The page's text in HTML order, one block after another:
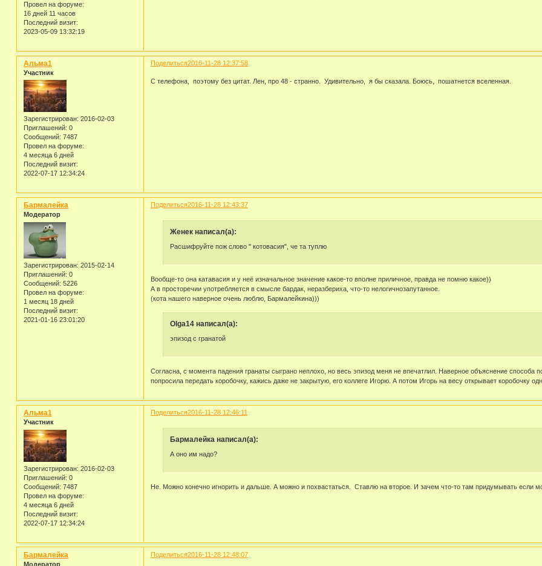
Провел на форуме:
16 дней 11 часов
Последний визит:
2023-05-09 13:32:19
Поделиться2016-11-28 12:37:58
Альма1
Участник
Зарегистрирован: 2016-02-03
Приглашений: 0
Сообщений: 7487
Провел на форуме:
4 месяца 6 дней
Последний визит:
2022-07-17 12:34:24
С телефона, поэтому без цитат. Лен, про 48 - странно. Удивительно, я бы сказала. Боюсь, пошатнется вселенная.
Поделиться2016-11-28 12:43:37
Бармалейка
Модератор
Зарегистрирован: 2015-02-14
Приглашений: 0
Сообщений: 5226
Провел на форуме:
1 месяц 18 дней
Последний визит:
2021-01-16 23:01:20
Женек написал(а):
Расшифруйте пож слово " котовасия", че та туплю
Вообще-то она катавасия и у неё изначальное значение какое-то вполне приличное, правда не помню какое))
А в просторечии употребляется в смысле бардак, неразбериха, что-то нелогичнозапутанное.
(кота нашего наверное очень люблю, Бармалейкина)))
Olga14 написал(а):
эпизод с гранатой
Согласна, с момента падения гранаты сыграно неплохо, но весь эпизод меня не впечатлил. Наверное объяснение способа
попросила передать коробочку, кажись даже не закрытую, его коллеге Игорю. А потом Игорь на весу открывает коробочку
Поделиться2016-11-28 12:46:11
Альма1
Участник
Зарегистрирован: 2016-02-03
Приглашений: 0
Сообщений: 7487
Провел на форуме:
4 месяца 6 дней
Последний визит:
2022-07-17 12:34:24
Бармалейка написал(а):
А оно им надо?
Не. Можно конечно игнорить и дальше. А можно и похвастаться. Ставлю на второе. И зачем что-то там придумывать если
Поделиться2016-11-28 12:48:07
Бармалейка
Модератор